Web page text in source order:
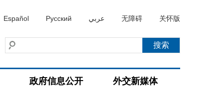
Español Русский عربي 无障碍 关怀版
政府信息公开 外交新媒体